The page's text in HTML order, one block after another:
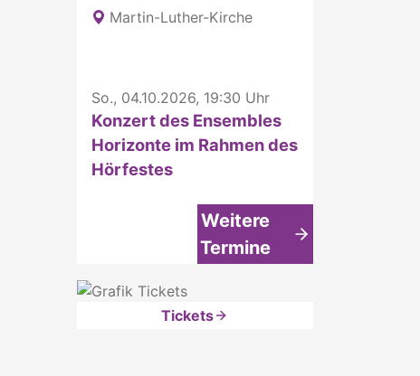
Martin-Luther-Kirche
So., 04.10.2026, 19:30 Uhr
Konzert des Ensembles
Horizonte im Rahmen des
Hörfestes
Weitere
Termine
Tickets